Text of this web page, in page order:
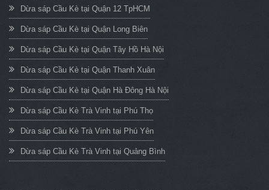
Dừa sáp Cầu Kè tại Quận 12 TpHCM
Dừa sáp Cầu Kè tại Quận Long Biên
Dừa sáp Cầu Kè tại Quận Tây Hồ Hà Nội
Dừa sáp Cầu Kè tại Quận Thanh Xuân
Dừa sáp Cầu Kè tại Quận Hà Đông Hà Nội
Dừa sáp Cầu Kè Trà Vinh tại Phú Thọ
Dừa sáp Cầu Kè Trà Vinh tại Phú Yên
Dừa sáp Cầu Kè Trà Vinh tại Quảng Bình